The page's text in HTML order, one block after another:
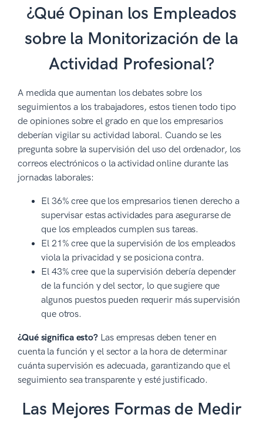
¿Qué Opinan los Empleados
sobre la Monitorización de la
Actividad Profesional?
A medida que aumentan los debates sobre los
seguimientos a los trabajadores, estos tienen todo tipo
de opiniones sobre el grado en que los empresarios
deberían vigilar su actividad laboral. Cuando se les
pregunta sobre la supervisión del uso del ordenador, los
correos electrónicos o la actividad online durante las
jornadas laborales:
El 36% cree que los empresarios tienen derecho a
supervisar estas actividades para asegurarse de
que los empleados cumplen sus tareas.
El 21% cree que la supervisión de los empleados
viola la privacidad y se posiciona contra.
El 43% cree que la supervisión debería depender
de la función y del sector, lo que sugiere que
algunos puestos pueden requerir más supervisión
que otros.
¿Qué significa esto? Las empresas deben tener en
cuenta la función y el sector a la hora de determinar
cuánta supervisión es adecuada, garantizando que el
seguimiento sea transparente y esté justificado.
Las Mejores Formas de Medir